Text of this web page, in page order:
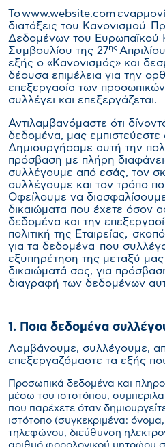
Τοwww.website.com
διατάξεις του Κανονισμού
Δεδομένων του Ευρωπαϊκού
Συμβουλίου της 27ης
εξής ο «Κανονισμός» και
δέουσα επιμέλεια για την
επεξεργασία των
συλλέγει και επεξεργάζεται.
Αντιλαμβανόμαστε ότι
δεδομένα, μας εμπιστεύεστε
Δημιουργήσαμε αυτή την
πρόσβαση με πλήρη
συλλέγουμε από εσάς, τον
συλλέγουμε και τον τρόπο
Οφείλουμε να διασφαλίσουμε
δικαιώματα που έχετε όσον
δεδομένα και την
πολιτική της Εταιρείας,
για τα δεδομένα που
εξυπηρέτηση της μεταξύ μας
δικαιώματά σας, για
διαγραφή των δεδομένων
1. Ποια δεδομένα
Λαμβάνουμε, συλλέγουμε,
επεξεργαζόμαστε τα εξής
Προσωπικά δεδομένα και
μέσω του ιστοτόπου,
που παρέχετε όταν
ιστότοπο (συγκεκριμένα:
τηλεφώνου, διεύθυνση